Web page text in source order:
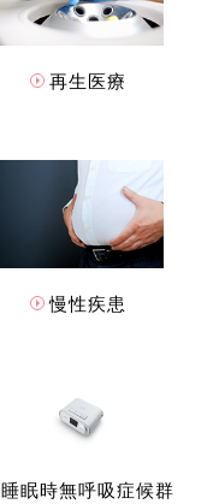
再生医療
慢性疾患
睡眠時無呼吸症候群